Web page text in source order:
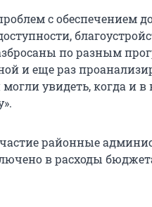
с обеспечением
по разным
и еще раз
увидеть, когда и в
районные
в расходы